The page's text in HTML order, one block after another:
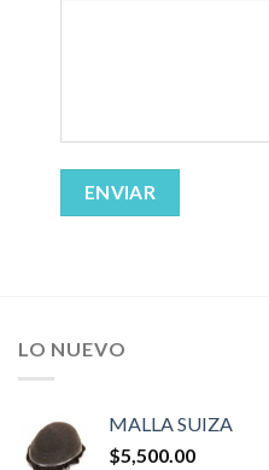
LO NUEVO
MALLA SUIZA
$5,500.00